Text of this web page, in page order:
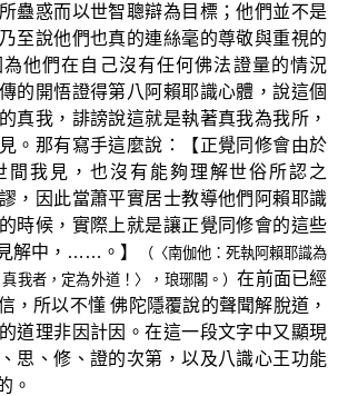
蠱惑而以世智聰辯為目標；他們並不是
至說他們也真的連絲毫的尊敬與重視的
他們在自己沒有任何佛法證量的情況
的開悟證得第八阿賴耶識心體，說這個
真我，誹謗說這就是執著真我為我所，
。那有寫手這麼說：【正覺同修會由於
間我見，也沒有能夠理解世俗所認之
，因此當蕭平實居士教導他們阿賴耶識
時候，實際上就是讓正覺同修會的這些
解中，……。】
（〈南伽他：死執阿賴耶識為
我者，定為外道！〉，琅琊閣。）在前面已經
，所以不懂 佛陀隱覆說的聲聞解脫道，
道理非因計因。在這一段文字中又顯現
思、修、證的次第，以及八識心王功能
。